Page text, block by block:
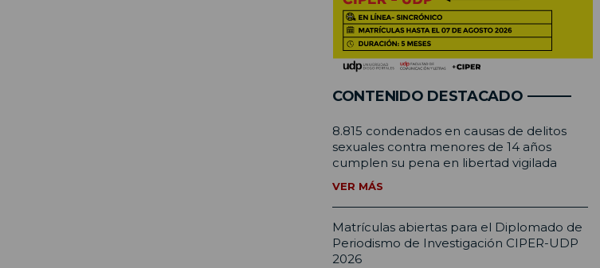
CONTENIDO DESTACADO
8.815 condenados en causas de delitos
sexuales contra menores de 14 años
cumplen su pena en libertad vigilada
VER MÁS
Matrículas abiertas para el Diplomado de
Periodismo de Investigación CIPER-UDP
2026